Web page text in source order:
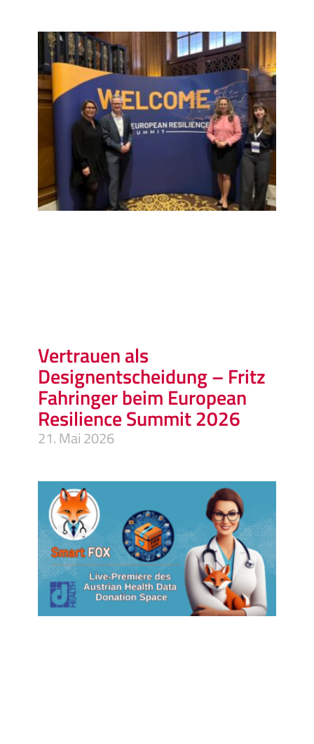
Vertrauen als
Designentscheidung – Fritz
Fahringer beim European
Resilience Summit 2026
21. Mai 2026